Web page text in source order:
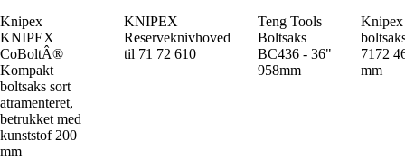
Knipex
KNIPEX
CoBoltÂ®
Kompakt
boltsaks sort
atramenteret,
betrukket med
kunststof 200
mm
KNIPEX
Reserveknivhoved
til 71 72 610
Teng Tools
Boltsaks
BC436 - 36"
958mm
Knipex
7172
mm